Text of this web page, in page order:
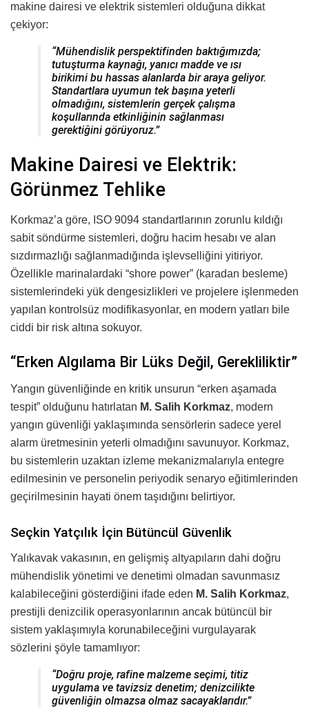
makine dairesi ve elektrik sistemleri olduğuna dikkat
çekiyor:
“Mühendislik perspektifinden baktığımızda;
tutuşturma kaynağı, yanıcı madde ve ısı
birikimi bu hassas alanlarda bir araya geliyor.
Standartlara uyumun tek başına yeterli
olmadığını, sistemlerin gerçek çalışma
koşullarında etkinliğinin sağlanması
gerektiğini görüyoruz.”
Makine Dairesi ve Elektrik:
Görünmez Tehlike
Korkmaz’a göre, ISO 9094 standartlarının zorunlu kıldığı
sabit söndürme sistemleri, doğru hacim hesabı ve alan
sızdırmazlığı sağlanmadığında işlevselliğini yitiriyor.
Özellikle marinalardaki “shore power” (karadan besleme)
sistemlerindeki yük dengesizlikleri ve projelere işlenmeden
yapılan kontrolsüz modifikasyonlar, en modern yatları bile
ciddi bir risk altına sokuyor.
“Erken Algılama Bir Lüks Değil, Gerekliliktir”
Yangın güvenliğinde en kritik unsurun “erken aşamada
tespit” olduğunu hatırlatan M. Salih Korkmaz, modern
yangın güvenliği yaklaşımında sensörlerin sadece yerel
alarm üretmesinin yeterli olmadığını savunuyor. Korkmaz,
bu sistemlerin uzaktan izleme mekanizmalarıyla entegre
edilmesinin ve personelin periyodik senaryo eğitimlerinden
geçirilmesinin hayati önem taşıdığını belirtiyor.
Seçkin Yatçılık İçin Bütüncül Güvenlik
Yalıkavak vakasının, en gelişmiş altyapıların dahi doğru
mühendislik yönetimi ve denetimi olmadan savunmasız
kalabileceğini gösterdiğini ifade eden M. Salih Korkmaz,
prestijli denizcilik operasyonlarının ancak bütüncül bir
sistem yaklaşımıyla korunabileceğini vurgulayarak
sözlerini şöyle tamamlıyor:
“Doğru proje, rafine malzeme seçimi, titiz
uygulama ve tavizsiz denetim; denizcilikte
güvenliğin olmazsa olmaz sacayaklarıdır.”